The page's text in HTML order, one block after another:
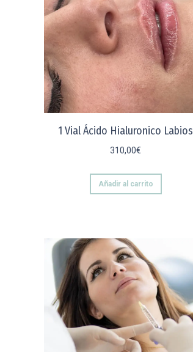
1 Vial Ácido Hialuronico Labios
310,00€
Añadir al carrito